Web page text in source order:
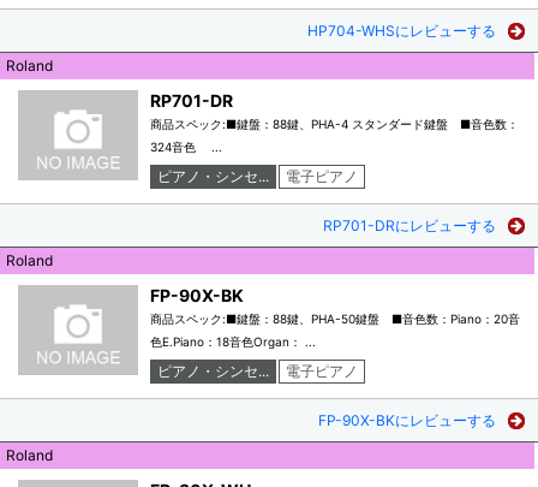
HP704-WHSにレビューする
Roland
RP701-DR
商品スペック:■鍵盤：88鍵、PHA-4 スタンダード鍵盤 ■音色数：
324音色 ...
ピアノ・シンセ... 電子ピアノ
RP701-DRにレビューする
Roland
FP-90X-BK
商品スペック:■鍵盤：88鍵、PHA-50鍵盤 ■音色数：Piano：20音
色E.Piano：18音色Organ： ...
ピアノ・シンセ... 電子ピアノ
FP-90X-BKにレビューする
Roland